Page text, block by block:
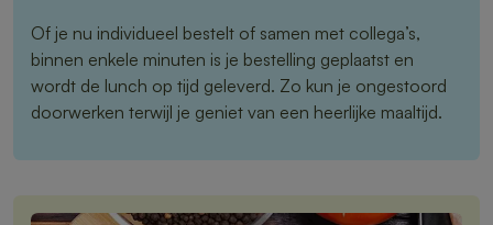
Of je nu individueel bestelt of samen met collega’s,
binnen enkele minuten is je bestelling geplaatst en
wordt de lunch op tijd geleverd. Zo kun je ongestoord
doorwerken terwijl je geniet van een heerlijke maaltijd.